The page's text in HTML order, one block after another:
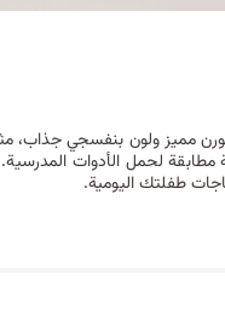
مميز ولون بنفسجي جذاب،
طفلتك اليومية.